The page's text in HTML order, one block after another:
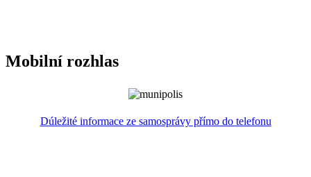
Mobilní rozhlas
Dúležité informace ze samosprávy přímo do telefonu